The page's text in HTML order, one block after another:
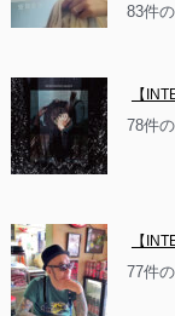
83件
【
78件
【
77件